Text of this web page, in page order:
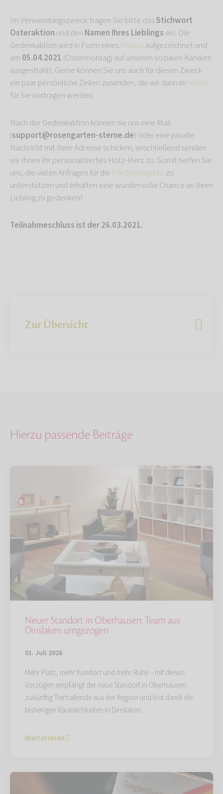
Im Verwendungszweck tragen Sie bitte dasStichwort
Osteraktion und den Namen Ihres Lieblings ein. Die
Gedenkaktion wird in Form einesVideosaufgezeichnet und
am 05.04.2021 (Ostermontag) auf unseren sozialen Kanälen
ausgestrahlt. Gerne können Sie uns auch für diesen Zweck
ein paar persönliche Zeilen zusenden, die wir dann imVideo
für Sie vortragen werden.
Nach der Gedenkaktion können sie uns eine Mail
(support@rosengarten-sterne.de) oder eine private
Nachricht mit Ihrer Adresse schicken, anschließend senden
wir Ihnen Ihr personalisiertes Holz-Herz zu. Somit helfen Sie
uns, die vielen Anfragen für die Förderprojekte zu
unterstützen und erhalten eine wundervolle Chance an Ihren
Liebling zu gedenken!
Teilnahmeschluss ist der 26.03.2021.
Zur Übersicht
Hierzu passende Beiträge
Neuer Standort in Oberhausen: Team aus
Dinslaken umgezogen
01. Juli 2026
Mehr Platz, mehr Komfort und mehr Ruhe – mit diesen
Vorzügen empfängt der neue Standort in Oberhausen
zukünftig Tierhaltende aus der Region und löst damit die
bisherigen Räumlichkeiten in Dinslaken…
Weiterlesen